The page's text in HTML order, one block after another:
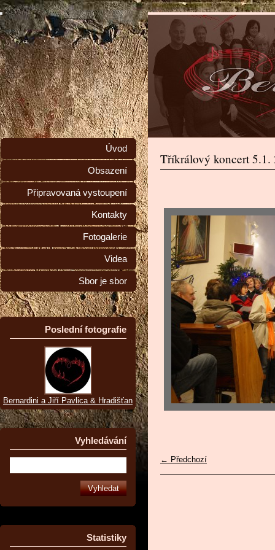
Tříkrálový koncert 5.1.
← Předchozí
Úvod
Obsazení
Připravovaná vystoupení
Kontakty
Fotogalerie
Videa
Sbor je sbor
Poslední fotografie
Bernardini a Jiří Pavlica & Hradišťan
Vyhledávání
Statistiky